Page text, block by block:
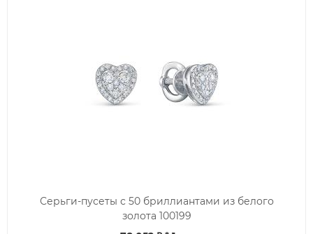
Серьги-пусеты с 50 бриллиантами из белого
золота 100199